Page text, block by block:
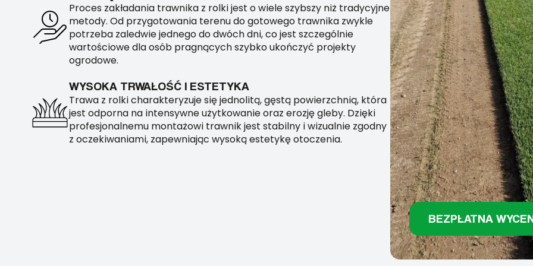
Proces zakładania trawnika z rolki jest o wiele szybszy niż tradycyjne
metody. Od przygotowania terenu do gotowego trawnika zwykle
potrzeba zaledwie jednego do dwóch dni, co jest szczególnie
wartościowe dla osób pragnących szybko ukończyć projekty
ogrodowe.
WYSOKA TRWAŁOŚĆ I ESTETYKA
Trawa z rolki charakteryzuje się jednolitą, gęstą powierzchnią, która
jest odporna na intensywne użytkowanie oraz erozję gleby. Dzięki
profesjonalnemu montażowi trawnik jest stabilny i wizualnie zgodny
z oczekiwaniami, zapewniając wysoką estetykę otoczenia.
BEZPŁATNA